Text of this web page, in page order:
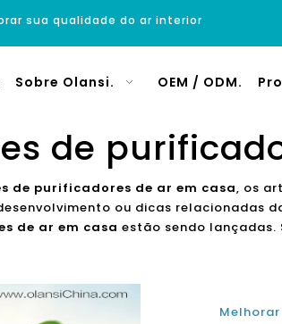
sua qualidade do ar interior
Sobre Olansi. OEM / ODM.
de
de purificadores de ar em casa, os
ou dicas relacionadas
de ar em casa estão sendo